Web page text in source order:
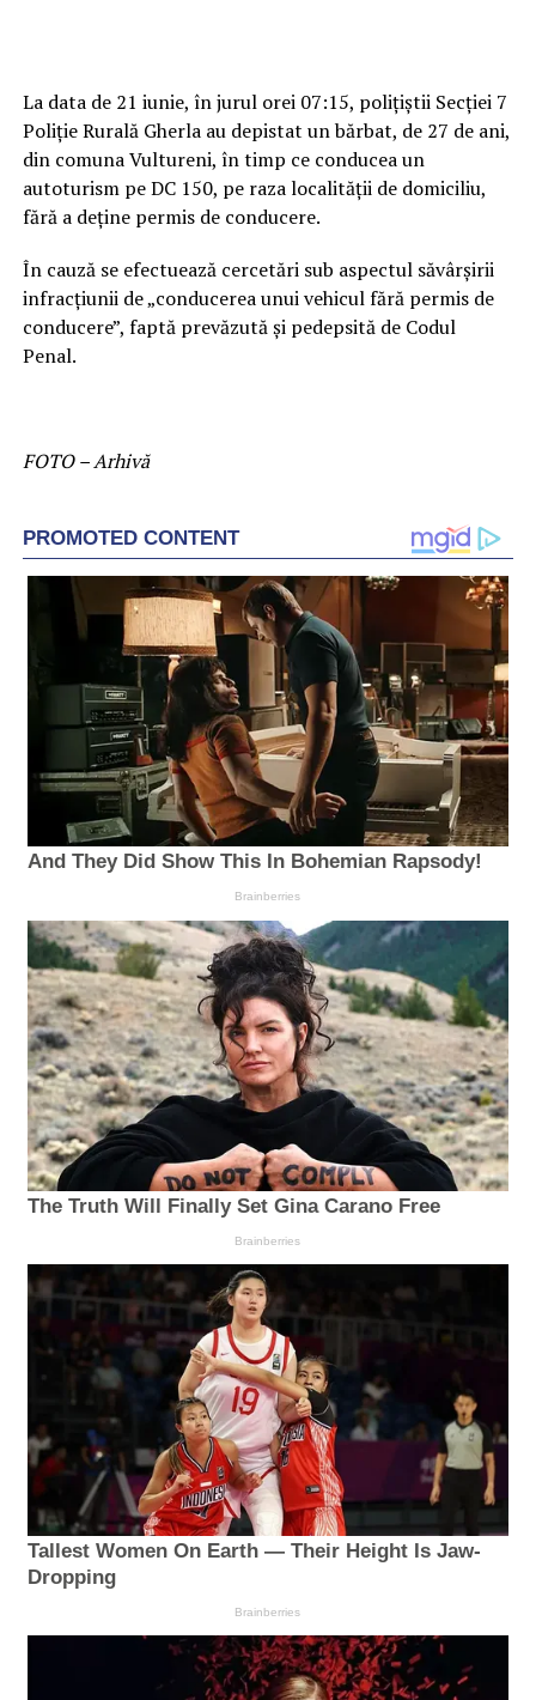
La data de 21 iunie, în jurul orei 07:15, poliţiştii Secţiei 7
Poliţie Rurală Gherla au depistat un bărbat, de 27 de ani,
din comuna Vultureni, în timp ce conducea un
autoturism pe DC 150, pe raza localităţii de domiciliu,
fără a deţine permis de conducere.
În cauză se efectuează cercetări sub aspectul săvârşirii
infracţiunii de „conducerea unui vehicul fără permis de
conducere”, faptă prevăzută şi pedepsită de Codul
Penal.
FOTO – Arhivă